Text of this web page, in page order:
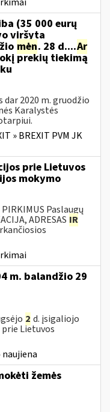
(35 000 eurų
viršyta
mėn. 28 d....Ar
prekių tiekimą
dar 2020 m. gruodžio
Karalystės
» BREXIT PVM JK
prie Lietuvos
mokymo
PIRKIMUS Paslaugų
ADRESAS IR
m. balandžio 29
2 d. įsigaliojo
Lietuvos
naujiena
žemės